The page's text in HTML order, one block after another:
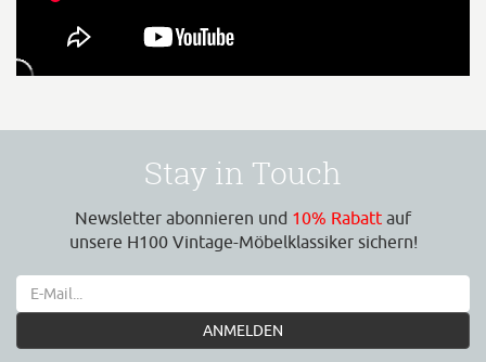
Stay in Touch
Newsletter abonnieren und 10% Rabatt auf
unsere H100 Vintage-Möbelklassiker sichern!
ANMELDEN